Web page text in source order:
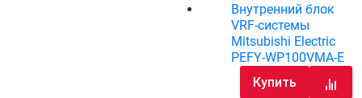
Внутренний блок
VRF-системы
Mitsubishi Electric
PEFY-WP100VMA-E
Купить